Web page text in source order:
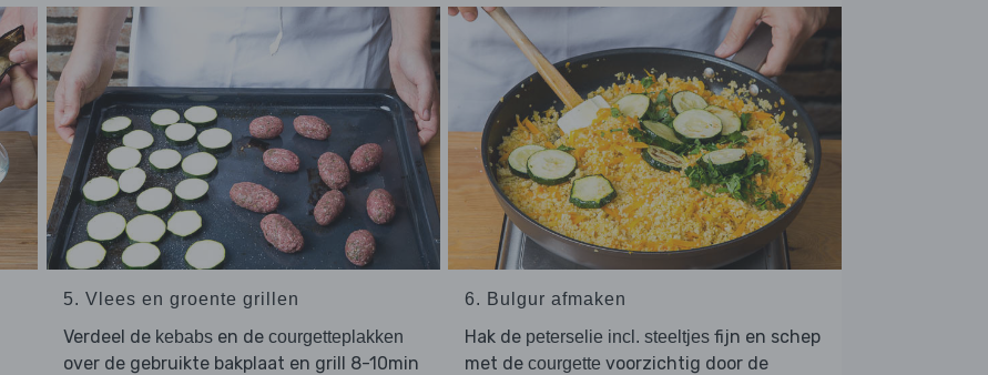
5. Vlees en groente grillen
Verdeel de kebabsen de courgetteplakken
over de gebruikte bakplaat en grill 8-10min
6. Bulgur afmaken
Hak de peterselie incl. steeltjes fijn en schep
met de courgette voorzichtig door de